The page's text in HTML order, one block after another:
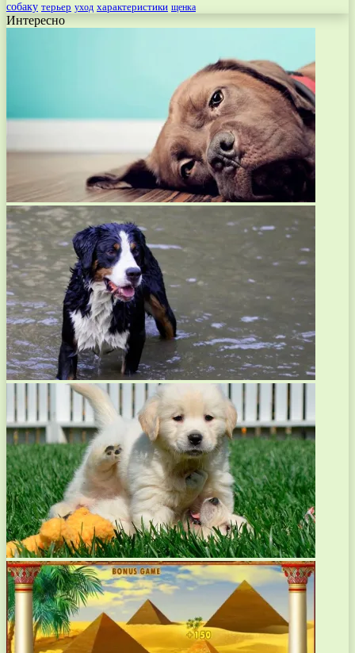
собаку терьер уход характеристики щенка
Интересно